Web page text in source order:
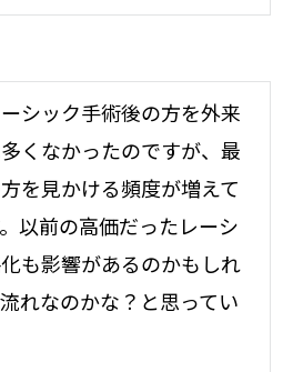
シック手術後の方を外来
くなかったのですが、最
を見かける頻度が増えて
以前の高価だったレーシ
も影響があるのかもしれ
れなのかな？と思ってい